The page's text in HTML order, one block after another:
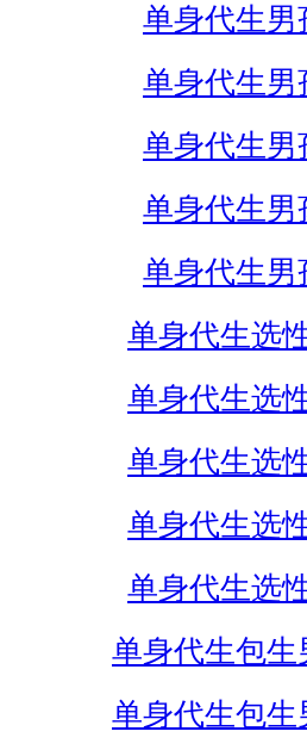
单身代生男
单身代生男
单身代生男
单身代生男
单身代生男
单身代生选
单身代生选
单身代生选
单身代生选
单身代生选
单身代生包生
单身代生包生